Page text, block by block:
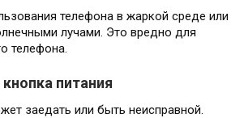
телефона в жаркой среде или
лучами. Это вредно для
телефона.
питания
заедать или быть неисправной.